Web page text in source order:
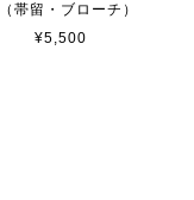
帯留・ブローチ）
¥5,500